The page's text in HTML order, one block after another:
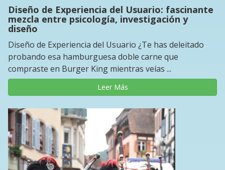
Diseño de Experiencia del Usuario: fascinante
mezcla entre psicología, investigación y
diseño
Diseño de Experiencia del Usuario ¿Te has deleitado
probando esa hamburguesa doble carne que
compraste en Burger King mientras veías ...
Leer Más